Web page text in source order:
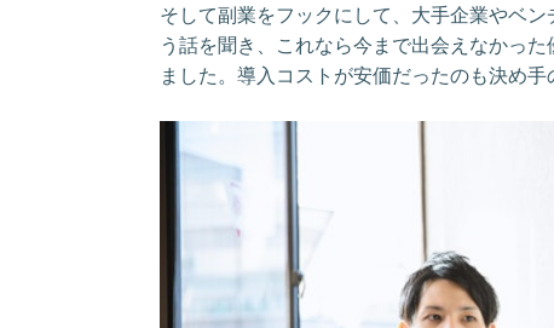
そして副業をフックにして、大手企業やベン
う話を聞き、これなら今まで出会えなかっ
ました。導入コストが安価だったのも決め手